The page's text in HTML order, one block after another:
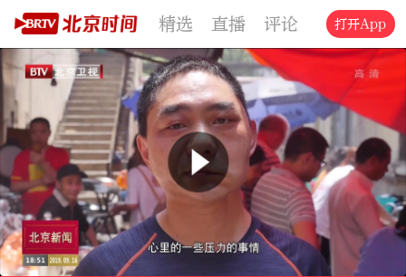
精选 直播 评论 交通 文旅
打开App